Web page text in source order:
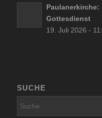
Gottesdienst
19. Juli 2026 -
SUCHE